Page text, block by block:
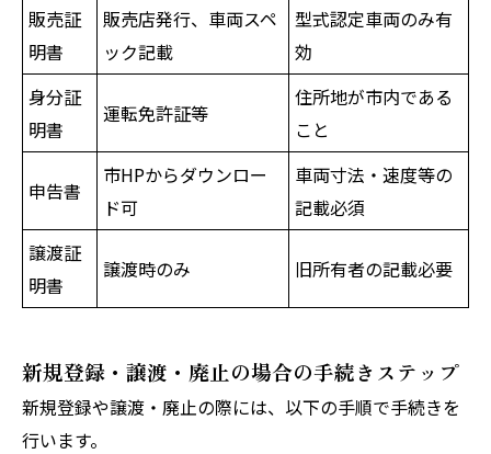
販売証
明書
販売店発行、車両スペ
ック記載
型式認定車両のみ有
効
身分証
明書
運転免許証等
住所地が市内である
こと
申告書
市HPからダウンロー
ド可
車両寸法・速度等の
記載必須
譲渡証
明書
譲渡時のみ 旧所有者の記載必要
新規登録・譲渡・廃止の場合の手続きステップ
新規登録や譲渡・廃止の際には、以下の手順で手続きを
行います。